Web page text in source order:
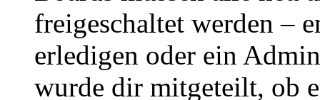
freigeschaltet werden –
erledigen oder ein
wurde dir mitgeteilt, ob